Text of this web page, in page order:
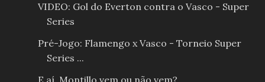
VIDEO: Gol do Everton contra o Vasco - Super
Series
Pré-Jogo: Flamengo x Vasco - Torneio Super
Series ...